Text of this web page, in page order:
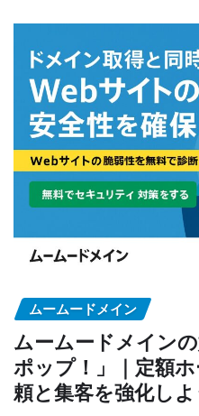
ムームードメイン
ムームードメイン
ポップ！」｜定額
頼と集客を強化しよ